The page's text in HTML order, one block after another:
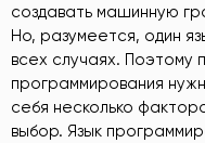
создавать машинную
Но, разумеется, один
всех случаях. Поэтому
программирования
себя несколько
выбор. Язык